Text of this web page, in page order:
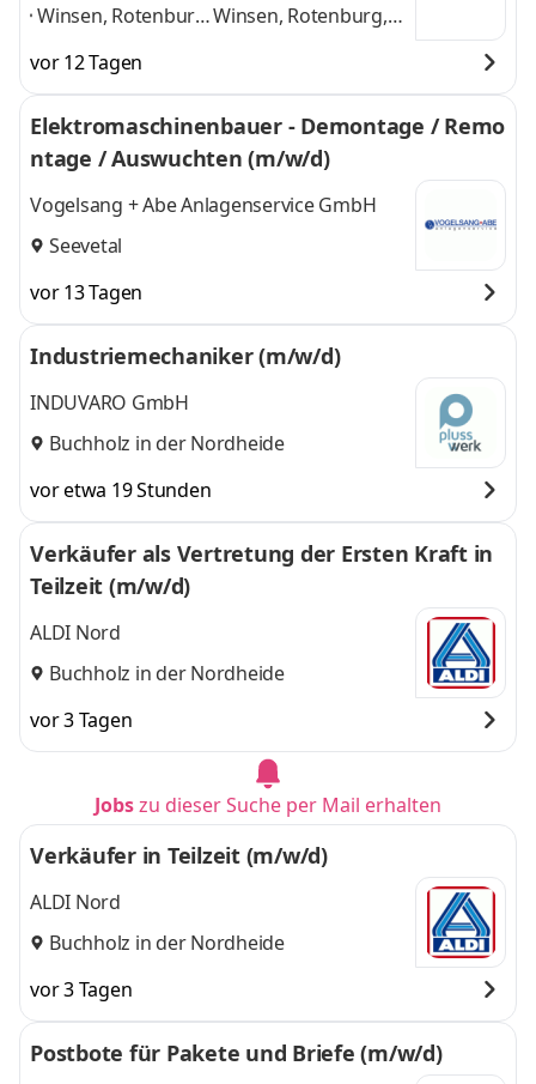
Winsen, Rotenburg,
Hemmoor, Seevetal,
Bad Oldesloe,
Schneverdingen,
Uelzen, Hamburg,
Winsen, Rotenburg,
Bad Oldesloe,
Schneverdingen,
Uelzen, Hamburg
vor 12 Tagen
Elektromaschinenbauer - Demontage / Remo
ntage / Auswuchten (m/w/d)
Vogelsang + Abe Anlagenservice GmbH
Seevetal
vor 13 Tagen
Industriemechaniker (m/w/d)
INDUVARO GmbH
Buchholz in der Nordheide
vor etwa 19 Stunden
Verkäufer als Vertretung der Ersten Kraft in
Teilzeit (m/w/d)
ALDI Nord
Buchholz in der Nordheide
vor 3 Tagen
Jobszu dieser Suche per Mail erhalten
Verkäufer in Teilzeit (m/w/d)
ALDI Nord
Buchholz in der Nordheide
vor 3 Tagen
Postbote für Pakete und Briefe (m/w/d)